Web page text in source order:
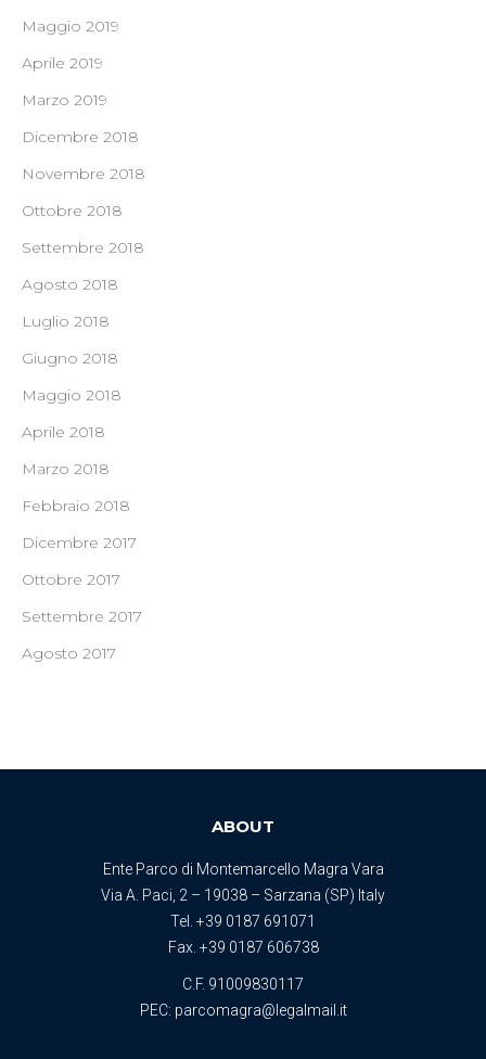
Maggio 2019
Aprile 2019
Marzo 2019
Dicembre 2018
Novembre 2018
Ottobre 2018
Settembre 2018
Agosto 2018
Luglio 2018
Giugno 2018
Maggio 2018
Aprile 2018
Marzo 2018
Febbraio 2018
Dicembre 2017
Ottobre 2017
Settembre 2017
Agosto 2017
ABOUT
Ente Parco di Montemarcello Magra Vara
Via A. Paci, 2 – 19038 – Sarzana (SP) Italy
Tel. +39 0187 691071
Fax. +39 0187 606738
C.F. 91009830117
PEC: parcomagra@legalmail.it